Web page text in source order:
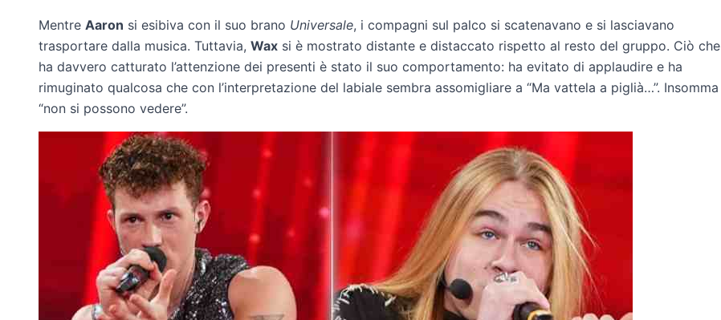
Mentre Aaron si esibiva con il suo brano Universale, i compagni sul palco si scatenavano e si lasciavano
trasportare dalla musica. Tuttavia, Wax si è mostrato distante e distaccato rispetto al resto del gruppo. Ciò che
ha davvero catturato l’attenzione dei presenti è stato il suo comportamento: ha evitato di applaudire e ha
rimuginato qualcosa che con l’interpretazione del labiale sembra assomigliare a “Ma vattela a piglià…”. Insomma
“non si possono vedere”.